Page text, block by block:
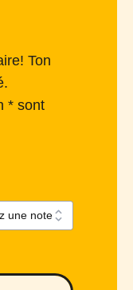
Ton
* sont